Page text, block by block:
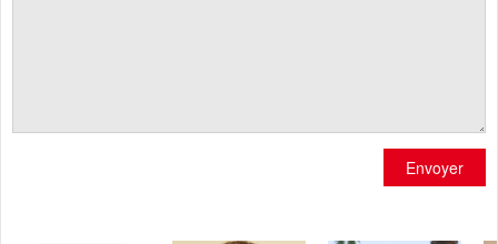
Envoyer